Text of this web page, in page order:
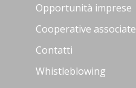
Opportunità imprese
Cooperative associate
Contatti
Whistleblowing